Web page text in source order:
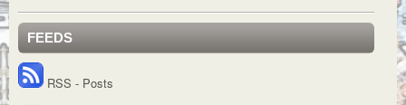
FEEDS
RSS - Posts